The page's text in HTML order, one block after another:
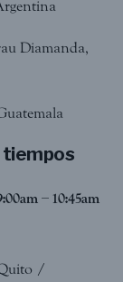
Diamanda,
tiempos
– 10:45am
/